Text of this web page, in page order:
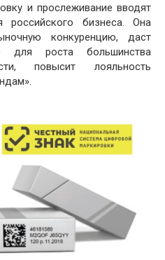
и прослеживание вводят
российского бизнеса. Она
конкуренцию, даст
для роста большинства
повысит лояльность